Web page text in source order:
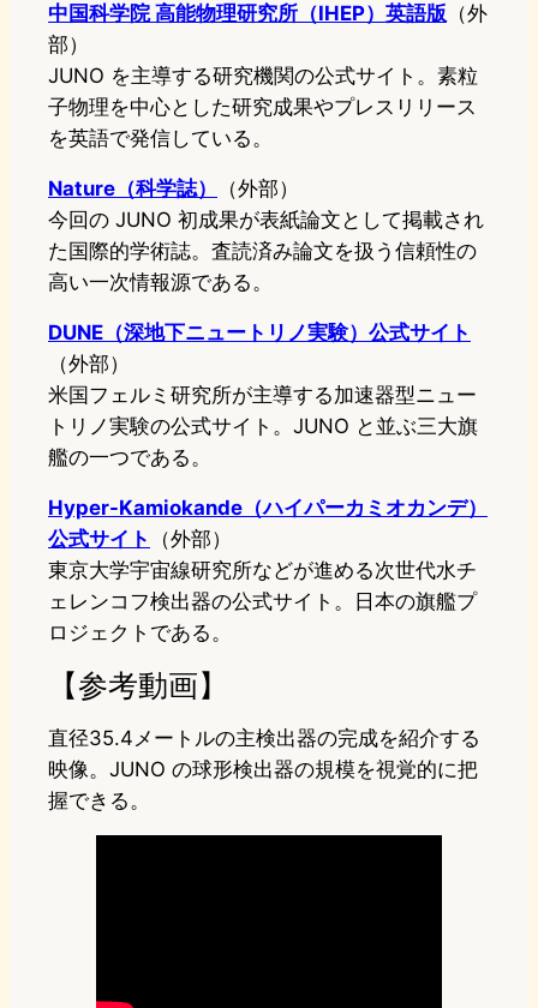
中国科学院 高能物理研究所（IHEP）英語版 （外
部）
JUNO を主導する研究機関の公式サイト。素粒
子物理を中心とした研究成果やプレスリリース
を英語で発信している。
Nature（科学誌）
（外部）
今回の JUNO 初成果が表紙論文として掲載され
た国際的学術誌。査読済み論文を扱う信頼性の
高い一次情報源である。
DUNE（深地下ニュートリノ実験）公式サイト
（外部）
米国フェルミ研究所が主導する加速器型ニュー
トリノ実験の公式サイト。JUNO と並ぶ三大旗
艦の一つである。
Hyper-Kamiokande（ハイパーカミオカンデ）
公式サイト
（外部）
東京大学宇宙線研究所などが進める次世代水チ
ェレンコフ検出器の公式サイト。日本の旗艦プ
ロジェクトである。
【参考動画】
直径35.4メートルの主検出器の完成を紹介する
映像。JUNO の球形検出器の規模を視覚的に把
握できる。